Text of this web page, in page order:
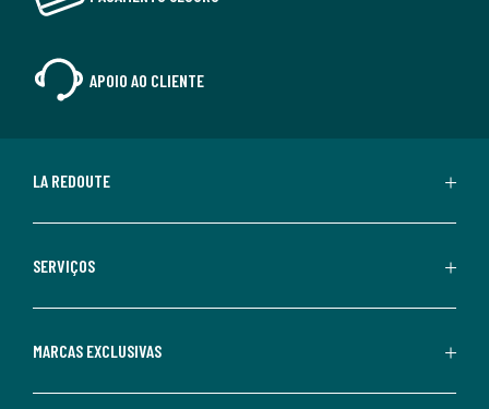
APOIO AO CLIENTE
LA REDOUTE
SERVIÇOS
MARCAS EXCLUSIVAS